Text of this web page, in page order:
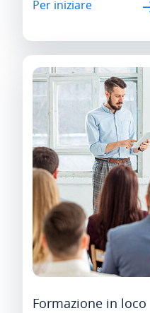
Per iniziare
Formazione in loco